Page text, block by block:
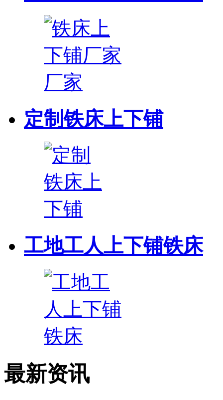
定制铁床上下铺
工地工人上下铺铁床
最新资讯